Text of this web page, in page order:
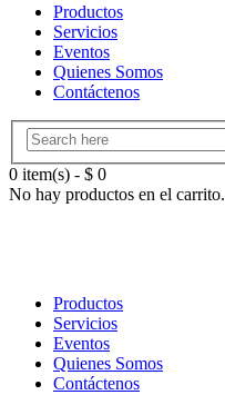
Productos
Servicios
Eventos
Quienes Somos
Contáctenos
0 item(s) - $ 0
No hay productos en el carrito.
Productos
Servicios
Eventos
Quienes Somos
Contáctenos